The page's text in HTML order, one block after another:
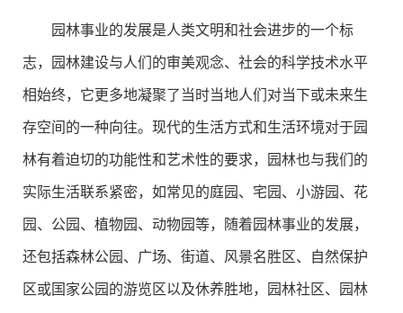
园林事业的发展是人类文明和社会进步的一个标
志，园林建设与人们的审美观念、社会的科学技术水平
相始终，它更多地凝聚了当时当地人们对当下或未来生
存空间的一种向往。现代的生活方式和生活环境对于园
林有着迫切的功能性和艺术性的要求，园林也与我们的
实际生活联系紧密，如常见的庭园、宅园、小游园、花
园、公园、植物园、动物园等，随着园林事业的发展，
还包括森林公园、广场、街道、风景名胜区、自然保护
区或国家公园的游览区以及休养胜地，园林社区、园林